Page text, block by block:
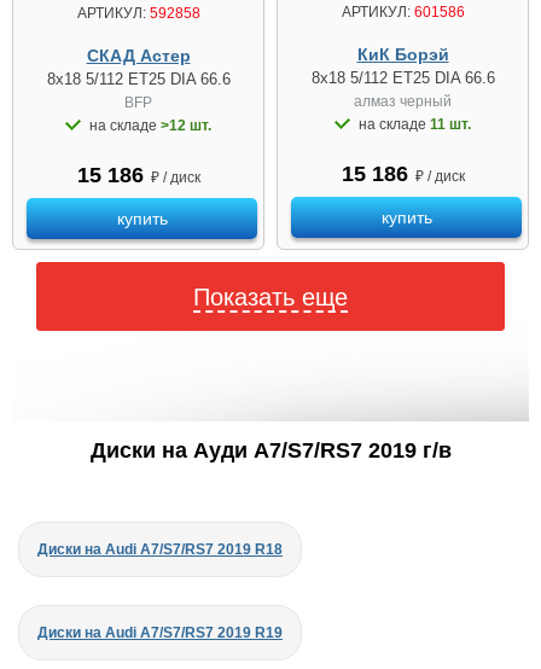
АРТИКУЛ:592858
СКАД Астер
8x18 5/112 ET25 DIA 66.6
BFP
на складе >12 шт.
15 186 ₽ / диск
купить
АРТИКУЛ:601586
КиК Борэй
8x18 5/112 ET25 DIA 66.6
алмаз чeрный
на складе 11 шт.
15 186 ₽ / диск
купить
Показать еще
Диски на Ауди A7/S7/RS7 2019 г/в
Диски на Audi A7/S7/RS7 2019 R18
Диски на Audi A7/S7/RS7 2019 R19